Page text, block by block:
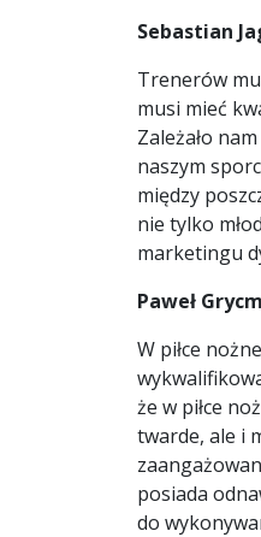
Sebastian
Trenerów
musi mieć
Zależało
naszym
między
nie tylko
marketingu
Paweł
W piłce
że w piłce
twarde, ale i
posiada
do